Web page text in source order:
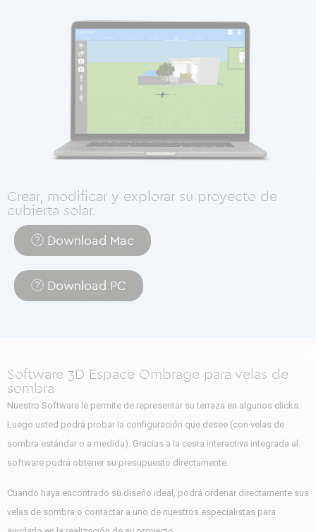
Crear, modificar y explorar su proyecto de
cubierta solar.
Download Mac
Download PC
Software 3D Espace Ombrage para velas de
sombra
Nuestro Software le permite de representar su terraza en algunos clicks.
Luego usted podrá probar la configuración que desee (con velas de
sombra estándar o a medida). Gracias a la cesta interactiva integrada al
software podrá obtener su presupuesto directamente.
Cuando haya encontrado su diseño ideal, podrá ordenar directamente sus
velas de sombra o contactar a uno de nuestros especialistas para